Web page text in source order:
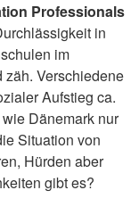
Professionals
in
im
Verschiedene
Aufstieg ca.
Dänemark nur
Situation von
Hürden aber
gibt es?